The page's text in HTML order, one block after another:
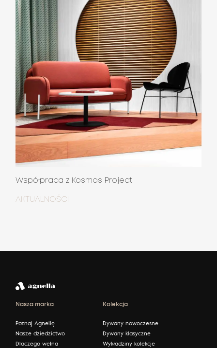
Współpraca z Kosmos Project
AKTUALNOŚCI
Nasza marka
Poznaj Agnellę
Nasze dziedzictwo
Dlaczego wełna
Kolekcja
Dywany nowoczesne
Dywany klasyczne
Wykładziny kolekcje